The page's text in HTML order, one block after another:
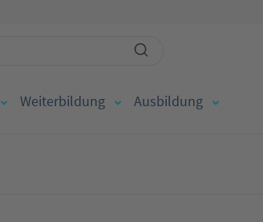
Weiterbildung Ausbildung